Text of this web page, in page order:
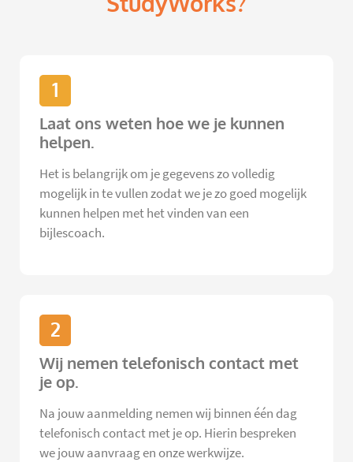
1
Laat ons weten hoe we je kunnen
helpen.
Het is belangrijk om je gegevens zo volledig
mogelijk in te vullen zodat we je zo goed mogelijk
kunnen helpen met het vinden van een
bijlescoach.
2
Wij nemen telefonisch contact met
je op.
Na jouw aanmelding nemen wij binnen één dag
telefonisch contact met je op. Hierin bespreken
we jouw aanvraag en onze werkwijze.